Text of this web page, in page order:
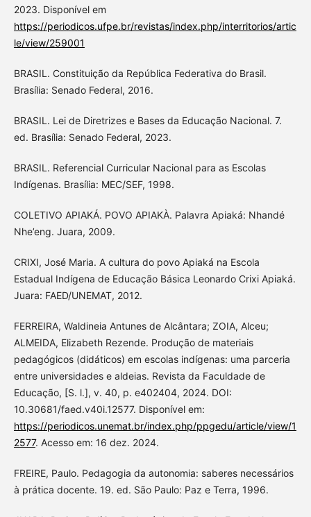
2023. Disponível em
https://periodicos.ufpe.br/revistas/index.php/interritorios/artic
le/view/259001
BRASIL. Constituição da República Federativa do Brasil.
Brasília: Senado Federal, 2016.
BRASIL. Lei de Diretrizes e Bases da Educação Nacional. 7.
ed. Brasília: Senado Federal, 2023.
BRASIL. Referencial Curricular Nacional para as Escolas
Indígenas. Brasília: MEC/SEF, 1998.
COLETIVO APIAKÁ. POVO APIAKÀ. Palavra Apiaká: Nhandé
Nhe’eng. Juara, 2009.
CRIXI, José Maria. A cultura do povo Apiaká na Escola
Estadual Indígena de Educação Básica Leonardo Crixi Apiaká.
Juara: FAED/UNEMAT, 2012.
FERREIRA, Waldineia Antunes de Alcântara; ZOIA, Alceu;
ALMEIDA, Elizabeth Rezende. Produção de materiais
pedagógicos (didáticos) em escolas indígenas: uma parceria
entre universidades e aldeias. Revista da Faculdade de
Educação, [S. l.], v. 40, p. e402404, 2024. DOI:
10.30681/faed.v40i.12577. Disponível em:
https://periodicos.unemat.br/index.php/ppgedu/article/view/1
2577. Acesso em: 16 dez. 2024.
FREIRE, Paulo. Pedagogia da autonomia: saberes necessários
à prática docente. 19. ed. São Paulo: Paz e Terra, 1996.